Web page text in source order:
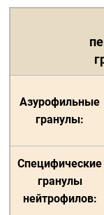
Азурофильные
гранулы:
Специфические
гранулы
нейтрофилов: